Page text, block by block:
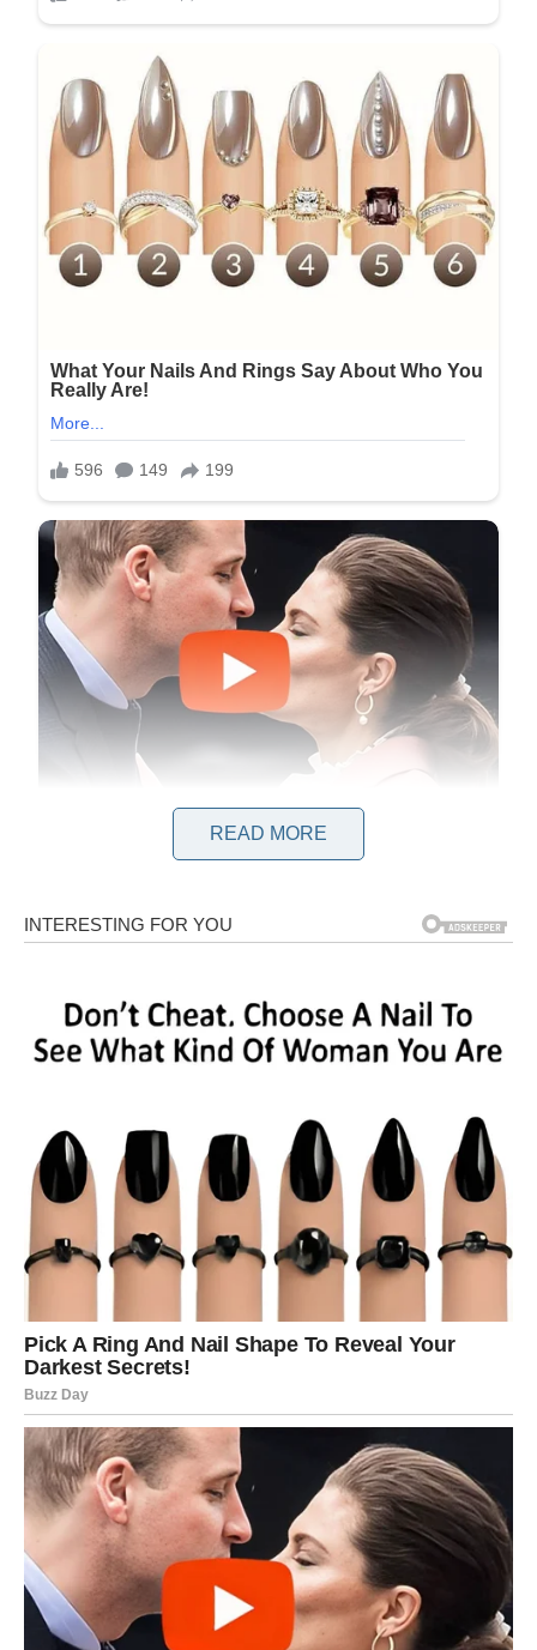
Sloboda i Dragana Mićalović danas su svojim pratiteljima
omogućili da zavire u prošlost njihove obitelji podijelivši
današnjoj kulturi.
Na određeni datum te godine podijeljena je objava koja je
dvije osobe zauvijek pripadaju jedna drugoj – ona njemu, a on
njoj. Ova je poruka bila popraćena dirljivom glazbom i
evokativnim crno-bijelim fotografijama, što je izazvalo val
sentimentalnosti koji je preplavio sve koji su je vidjeli.
Vidljiva je količina tuge koju ti pojedinci nose u sebi. No, u
stanju su zajedno prebroditi izazovna razdoblja i iz njih izaći
još jači, s osmijehom na licu. Ljubazne i utješne riječi koje su
podijelili mnogi njihovi sljedbenici pružile su osjećaj olakšanja
READ MORE